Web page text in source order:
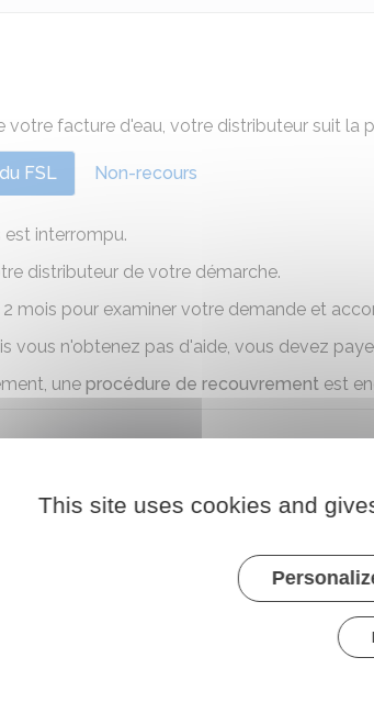
votre facture d'eau, votre distributeur suit la
FSL Non-recours
est interrompu.
distributeur de votre démarche.
mois pour examiner votre demande et
vous n'obtenez pas d'aide, vous devez
une procédure de recouvrement est
distributeur d'eau de couper l'eau de votre
et cela tout au long de l'année.
votre distributeur, par exemple sur la
de saisir le
médiateur de l'eaupour
et internet
This site uses cookies and